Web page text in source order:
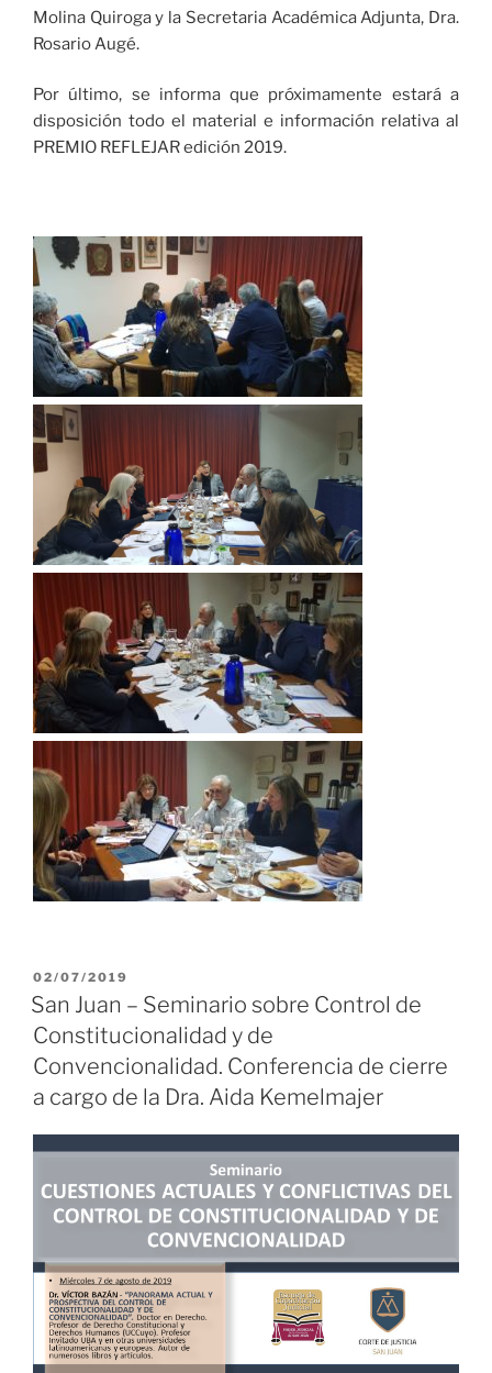
Molina Quiroga y la Secretaria Académica Adjunta, Dra.
Rosario Augé.
Por último, se informa que próximamente estará a
disposición todo el material e información relativa al
PREMIO REFLEJAR edición 2019.
PUBLICADO
EL
02/07/2019
San Juan – Seminario sobre Control de
Constitucionalidad y de
Convencionalidad. Conferencia de cierre
a cargo de la Dra. Aida Kemelmajer